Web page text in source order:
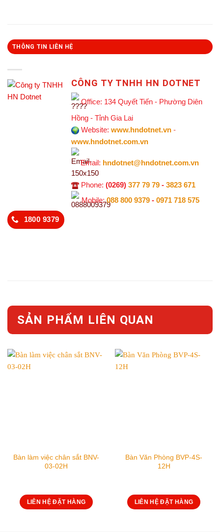
THÔNG TIN LIÊN HỆ
CÔNG TY TNHH HN DOTNET
Office: 134 Quyết Tiến - Phường Diên
Hồng - Tỉnh Gia Lai
Website: www.hndotnet.vn -
www.hndotnet.com.vn
Email: hndotnet@hndotnet.com.vn
Phone: (0269)377 79 79 -3823 671
Mobile: 088 800 9379 -0971 718 575
1800 9379
SẢN PHẨM LIÊN QUAN
Bàn làm việc chân sắt BNV-
03-02H
LIÊN HỆ ĐẶT HÀNG
Bàn Văn Phòng BVP-4S-
12H
LIÊN HỆ ĐẶT HÀNG